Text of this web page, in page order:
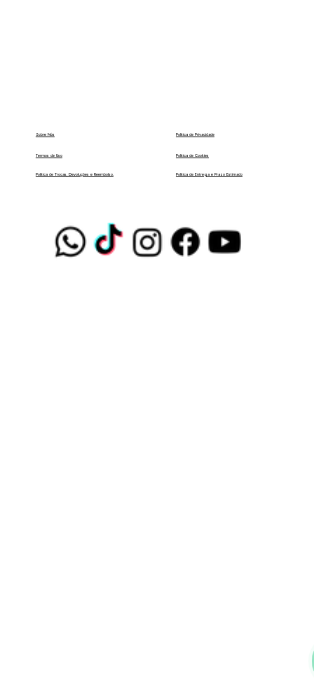
Sobre Nós
Termos de Uso
Política de Trocas, Devoluções e Reembolso. Política de Entrega e Prazo Estimado
Política de Cookies
Política de Privacidade